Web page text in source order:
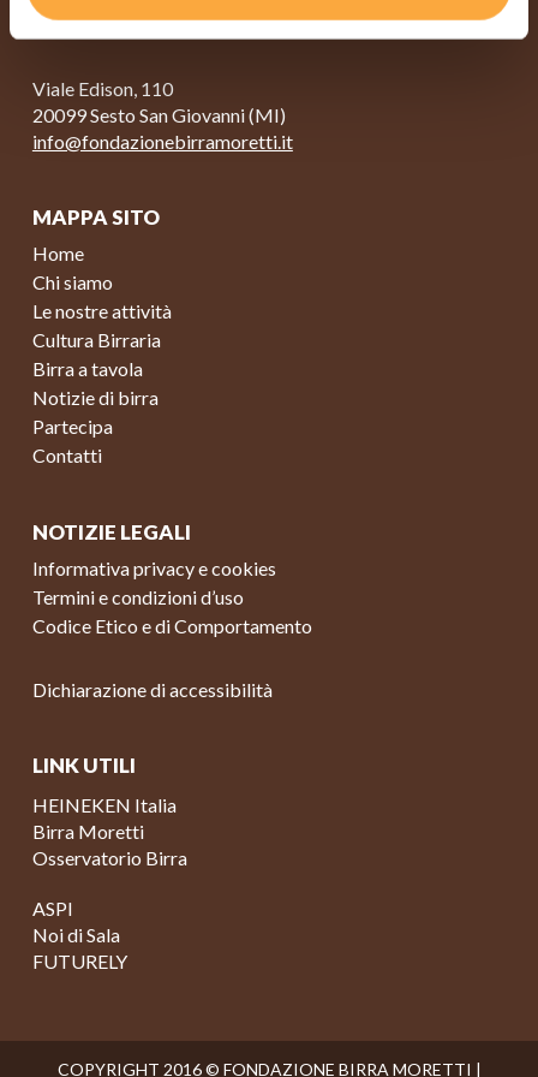
Viale Edison, 110
20099 Sesto San Giovanni (MI)
info@fondazionebirramoretti.it
MAPPA SITO
Home
Chi siamo
Le nostre attività
Cultura Birraria
Birra a tavola
Notizie di birra
Partecipa
Contatti
NOTIZIE LEGALI
Informativa privacy e cookies
Termini e condizioni d’uso
Codice Etico e di Comportamento
Dichiarazione di accessibilità
LINK UTILI
HEINEKEN Italia
Birra Moretti
Osservatorio Birra
ASPI
Noi di Sala
FUTURELY
COPYRIGHT 2016 © FONDAZIONE BIRRA MORETTI |